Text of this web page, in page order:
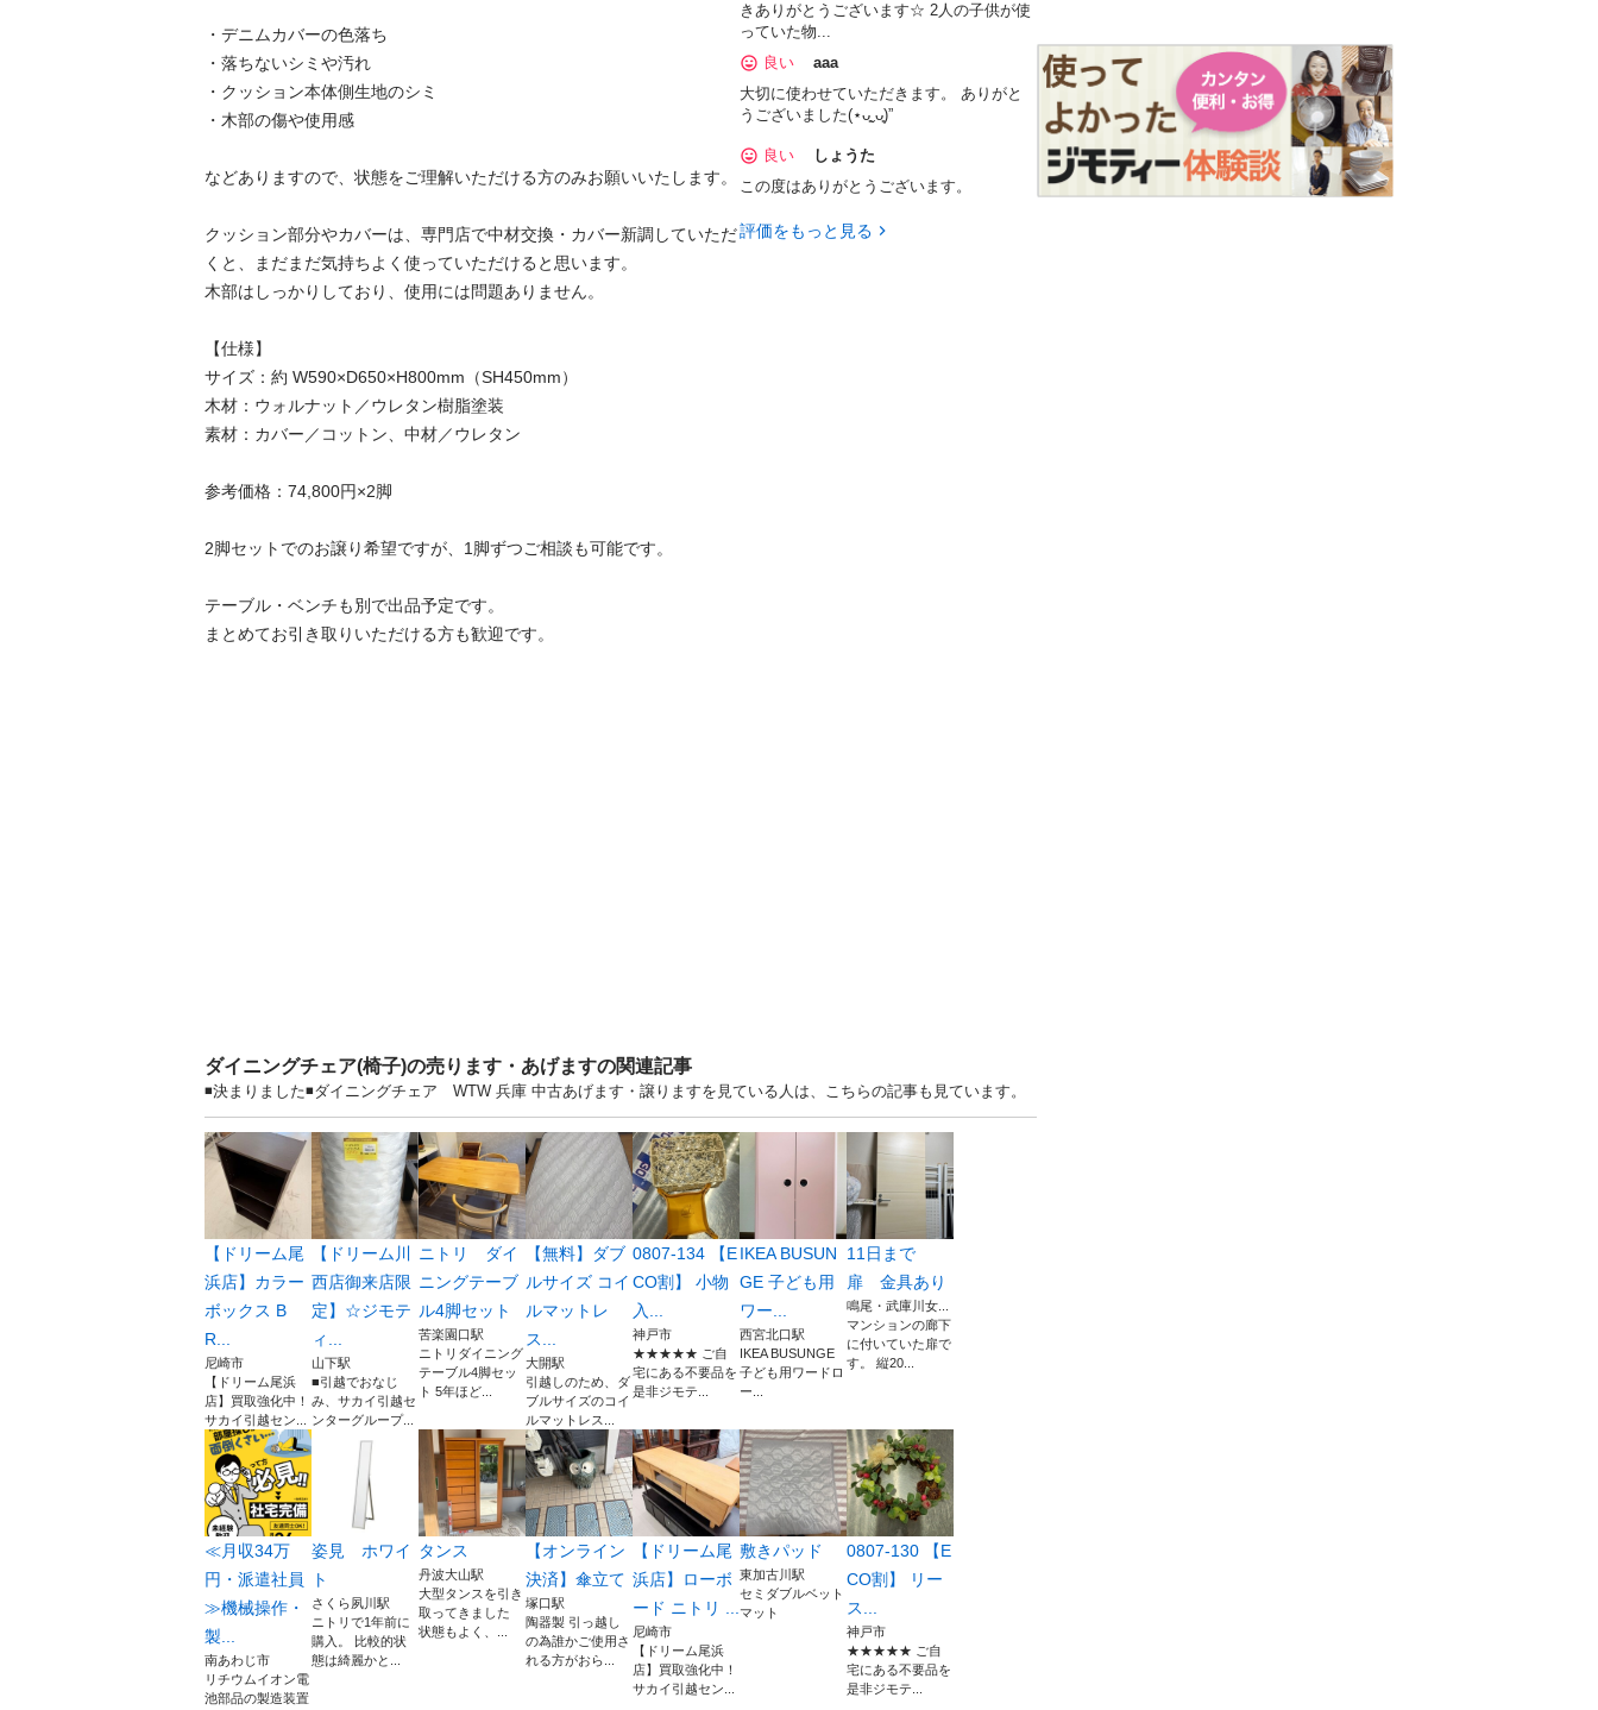
・デニムカバーの色落ち
・落ちないシミや汚れ
・クッション本体側生地のシミ
・木部の傷や使用感
などありますので、状態をご理解いただける方のみお願いいたします。
クッション部分やカバーは、専門店で中材交換・カバー新調していただ
くと、まだまだ気持ちよく使っていただけると思います。
木部はしっかりしており、使用には問題ありません。
【仕様】
サイズ：約 W590×D650×H800mm（SH450mm）
木材：ウォルナット／ウレタン樹脂塗装
素材：カバー／コットン、中材／ウレタン
参考価格：74,800円×2脚
2脚セットでのお譲り希望ですが、1脚ずつご相談も可能です。
テーブル・ベンチも別で出品予定です。
まとめてお引き取りいただける方も歓迎です。
きありがとうございます☆ 2人の子供が使
っていた物...
良い
aaa
大切に使わせていただきます。 ありがと
うございました(⋆ᴗ͈ˬᴗ͈)”
良い
しょうた
この度はありがとうございます。
評価をもっと見る
ダイニングチェア(椅子)の売ります・あげますの関連記事
◾️決まりました◾️ダイニングチェア WTW 兵庫 中古あげます・譲りますを見ている人は、こちらの記事も見ています。
【ドリーム尾
浜店】カラー
ボックス B
R...
尼崎市
【ドリーム尾浜
店】買取強化中！
サカイ引越セン...
【ドリーム川
西店御来店限
定】☆ジモテ
ィ...
山下駅
■引越でおなじ
み、サカイ引越セ
ンターグループ...
ニトリ ダイ
ニングテーブ
ル4脚セット
苦楽園口駅
ニトリダイニング
テーブル4脚セッ
ト 5年ほど...
【無料】ダブ
ルサイズ コイ
ルマットレ
ス...
大開駅
引越しのため、ダ
ブルサイズのコイ
ルマットレス...
0807-134 【E
CO割】 小物
入...
神戸市
★★★★★ ご自
宅にある不要品を
是非ジモテ...
IKEA BUSUN
GE 子ども用
ワー...
西宮北口駅
IKEA BUSUNGE
子ども用ワードロ
ー...
11日まで
扉 金具あり
鳴尾・武庫川女...
マンションの廊下
に付いていた扉で
す。 縦20...
≪月収34万
円・派遣社員
≫機械操作・
製...
南あわじ市
リチウムイオン電
池部品の製造装置
姿見 ホワイ
ト
さくら夙川駅
ニトリで1年前に
購入。 比較的状
態は綺麗かと...
タンス
丹波大山駅
大型タンスを引き
取ってきました
状態もよく、...
【オンライン
決済】傘立て
塚口駅
陶器製 引っ越し
の為誰かご使用さ
れる方がおら...
【ドリーム尾
浜店】ローボ
ード ニトリ ...
尼崎市
【ドリーム尾浜
店】買取強化中！
サカイ引越セン...
敷きパッド
東加古川駅
セミダブルベット
マット
0807-130 【E
CO割】 リー
ス...
神戸市
★★★★★ ご自
宅にある不要品を
是非ジモテ...